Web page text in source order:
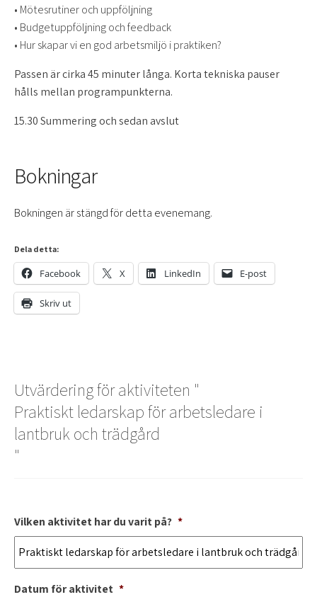
• Mötesrutiner och uppföljning
• Budgetuppföljning och feedback
• Hur skapar vi en god arbetsmiljö i praktiken?
Passen är cirka 45 minuter långa. Korta tekniska pauser
hålls mellan programpunkterna.
15.30 Summering och sedan avslut
Bokningar
Bokningen är stängd för detta evenemang.
Dela detta:
Facebook X LinkedIn E-post
Skriv ut
Utvärdering för aktiviteten "
Praktiskt ledarskap för arbetsledare i
lantbruk och trädgård
"
Vilken aktivitet har du varit på? *
Datum för aktivitet *